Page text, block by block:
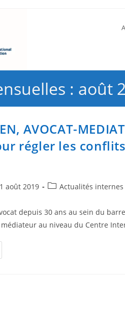
: août
AVOCAT-
régler les
1 août 2019 Actualités internes
depuis 30 ans au sein du
au niveau du Centre